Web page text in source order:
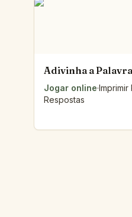
Adivinha a Palavra
Jogar online·Imprimir
Respostas